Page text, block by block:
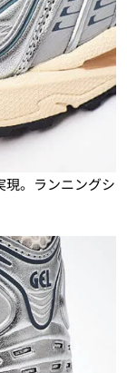
現。ランニングシ